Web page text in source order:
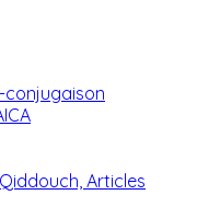
conjugaison
Articles